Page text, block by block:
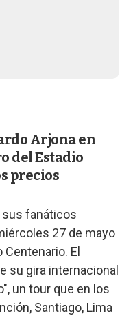
Arjona en
del Estadio
precios
sus fanáticos
27 de mayo
El
su gira internacional
un tour que en los
Santiago, Lima